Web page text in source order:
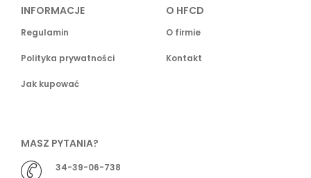
INFORMACJE
Regulamin
Polityka prywatności
Jak kupować
O HFCD
O firmie
Kontakt
MASZ PYTANIA?
34-39-06-738